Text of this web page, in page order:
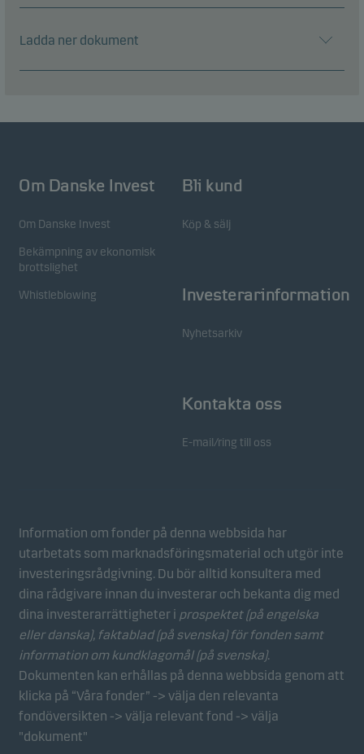
Ladda ner dokument
Om Danske Invest
Om Danske Invest
Bekämpning av ekonomisk
brottslighet
Whistleblowing
Bli kund
Köp & sälj
Investerarinformation
Nyhetsarkiv
Kontakta oss
E-mail/ring till oss
Information om fonder på denna webbsida har
utarbetats som marknadsföringsmaterial och utgör inte
investeringsrådgivning. Du bör alltid konsultera med
dina rådgivare innan du investerar och bekanta dig med
dina investerarrättigheter i prospektet (på engelska
eller danska), faktablad(på svenska) för fonden samt
information om kundklagomål (på svenska).
Dokumenten kan erhållas på denna webbsida genom att
klicka på “Våra fonder” -> välja den relevanta
fondöversikten -> välja relevant fond -> välja
"dokument"